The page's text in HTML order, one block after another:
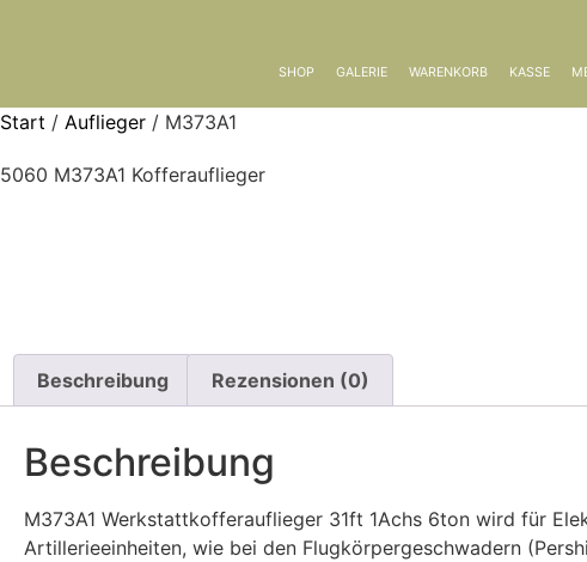
SHOP GALERIE WARENKORB KASSE
Start / Auflieger / M373A1
5060 M373A1 Kofferauflieger
Beschreibung Rezensionen (0)
Beschreibung
M373A1 Werkstattkofferauflieger 31ft 1Achs 6ton wird für
Artillerieeinheiten, wie bei den Flugkörpergeschwadern